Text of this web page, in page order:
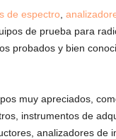
de espectro,
de prueba para
probados y bien
muy apreciados,
instrumentos de
analizadores de